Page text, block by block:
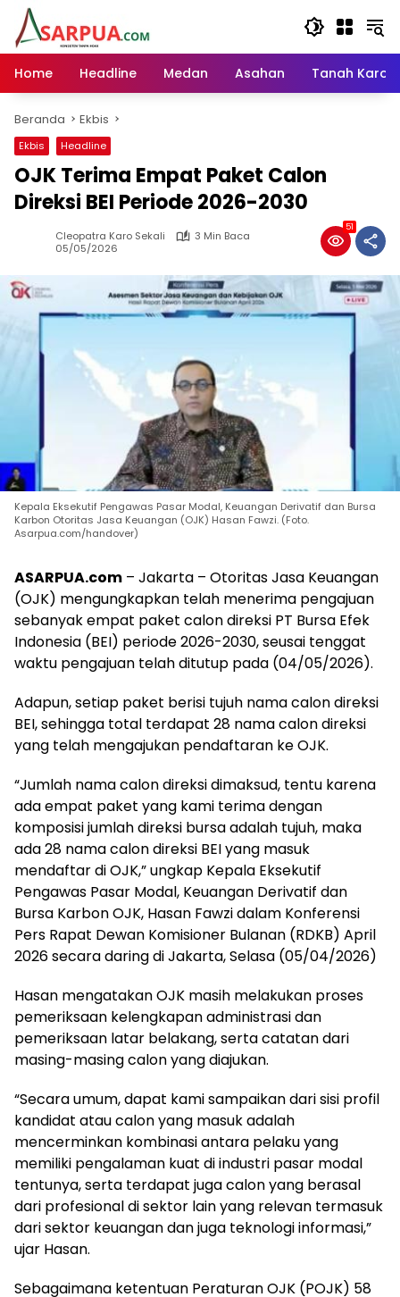
Langsung
konten
Home
Headline Medan Asahan Tanah Karo
Beranda Ekbis
Ekbis Headline
OJK Terima Empat Paket Calon
Direksi BEI Periode 2026-2030
Cleopatra Karo Sekali
3 Min Baca
05/05/2026
51
Kepala Eksekutif Pengawas Pasar Modal, Keuangan Derivatif dan Bursa
Karbon Otoritas Jasa Keuangan (OJK) Hasan Fawzi. (Foto.
Asarpua.com/handover)
ASARPUA.com – Jakarta – Otoritas Jasa Keuangan
(OJK) mengungkapkan telah menerima pengajuan
sebanyak empat paket calon direksi PT Bursa Efek
Indonesia (BEI) periode 2026-2030, seusai tenggat
waktu pengajuan telah ditutup pada (04/05/2026).
Adapun, setiap paket berisi tujuh nama calon direksi
BEI, sehingga total terdapat 28 nama calon direksi
yang telah mengajukan pendaftaran ke OJK.
“Jumlah nama calon direksi dimaksud, tentu karena
ada empat paket yang kami terima dengan
komposisi jumlah direksi bursa adalah tujuh, maka
ada 28 nama calon direksi BEI yang masuk
mendaftar di OJK,” ungkap Kepala Eksekutif
Pengawas Pasar Modal, Keuangan Derivatif dan
Bursa Karbon OJK, Hasan Fawzi dalam Konferensi
Pers Rapat Dewan Komisioner Bulanan (RDKB) April
2026 secara daring di Jakarta, Selasa (05/04/2026)
Hasan mengatakan OJK masih melakukan proses
pemeriksaan kelengkapan administrasi dan
pemeriksaan latar belakang, serta catatan dari
masing-masing calon yang diajukan.
“Secara umum, dapat kami sampaikan dari sisi profil
kandidat atau calon yang masuk adalah
mencerminkan kombinasi antara pelaku yang
memiliki pengalaman kuat di industri pasar modal
tentunya, serta terdapat juga calon yang berasal
dari profesional di sektor lain yang relevan termasuk
dari sektor keuangan dan juga teknologi informasi,”
ujar Hasan.
Sebagaimana ketentuan Peraturan OJK (POJK) 58